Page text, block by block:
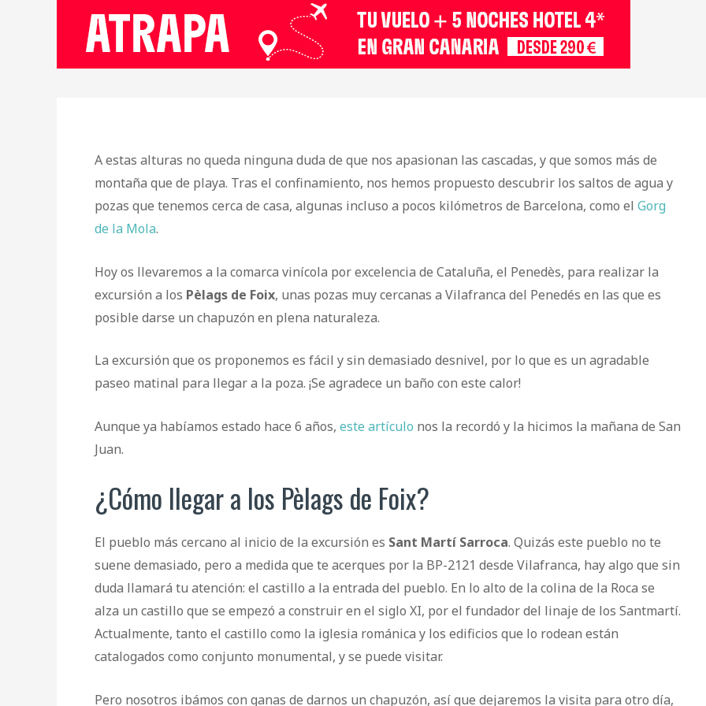
A estas alturas no queda ninguna duda de que nos apasionan las cascadas, y que somos más de
montaña que de playa. Tras el confinamiento, nos hemos propuesto descubrir los saltos de agua y
pozas que tenemos cerca de casa, algunas incluso a pocos kilómetros de Barcelona, como el Gorg
de la Mola.
Hoy os llevaremos a la comarca vinícola por excelencia de Cataluña, el Penedès, para realizar la
excursión a los Pèlags de Foix, unas pozas muy cercanas a Vilafranca del Penedés en las que es
posible darse un chapuzón en plena naturaleza.
La excursión que os proponemos es fácil y sin demasiado desnivel, por lo que es un agradable
paseo matinal para llegar a la poza. ¡Se agradece un baño con este calor!
Aunque ya habíamos estado hace 6 años, este artículo nos la recordó y la hicimos la mañana de San
Juan.
¿Cómo llegar a los Pèlags de Foix?
El pueblo más cercano al inicio de la excursión es Sant Martí Sarroca. Quizás este pueblo no te
suene demasiado, pero a medida que te acerques por la BP-2121 desde Vilafranca, hay algo que sin
duda llamará tu atención: el castillo a la entrada del pueblo. En lo alto de la colina de la Roca se
alza un castillo que se empezó a construir en el siglo XI, por el fundador del linaje de los Santmartí.
Actualmente, tanto el castillo como la iglesia románica y los edificios que lo rodean están
catalogados como conjunto monumental, y se puede visitar.
Pero nosotros ibámos con ganas de darnos un chapuzón, así que dejaremos la visita para otro día,